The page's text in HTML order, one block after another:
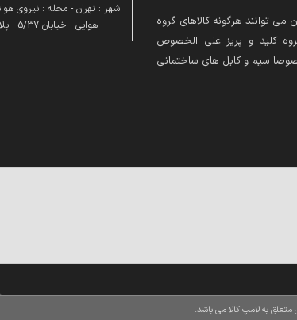
توانند هرگونه کالاهای گروه
کلید و پریز علی الخصوص
سیم و کابل های ساختمانی
شهر : تهران - محله : نیروی
هوایی - خیابان 5/37 - پلاک : 5.0 - طبقه : 1
به لامپ کالا می باشد.